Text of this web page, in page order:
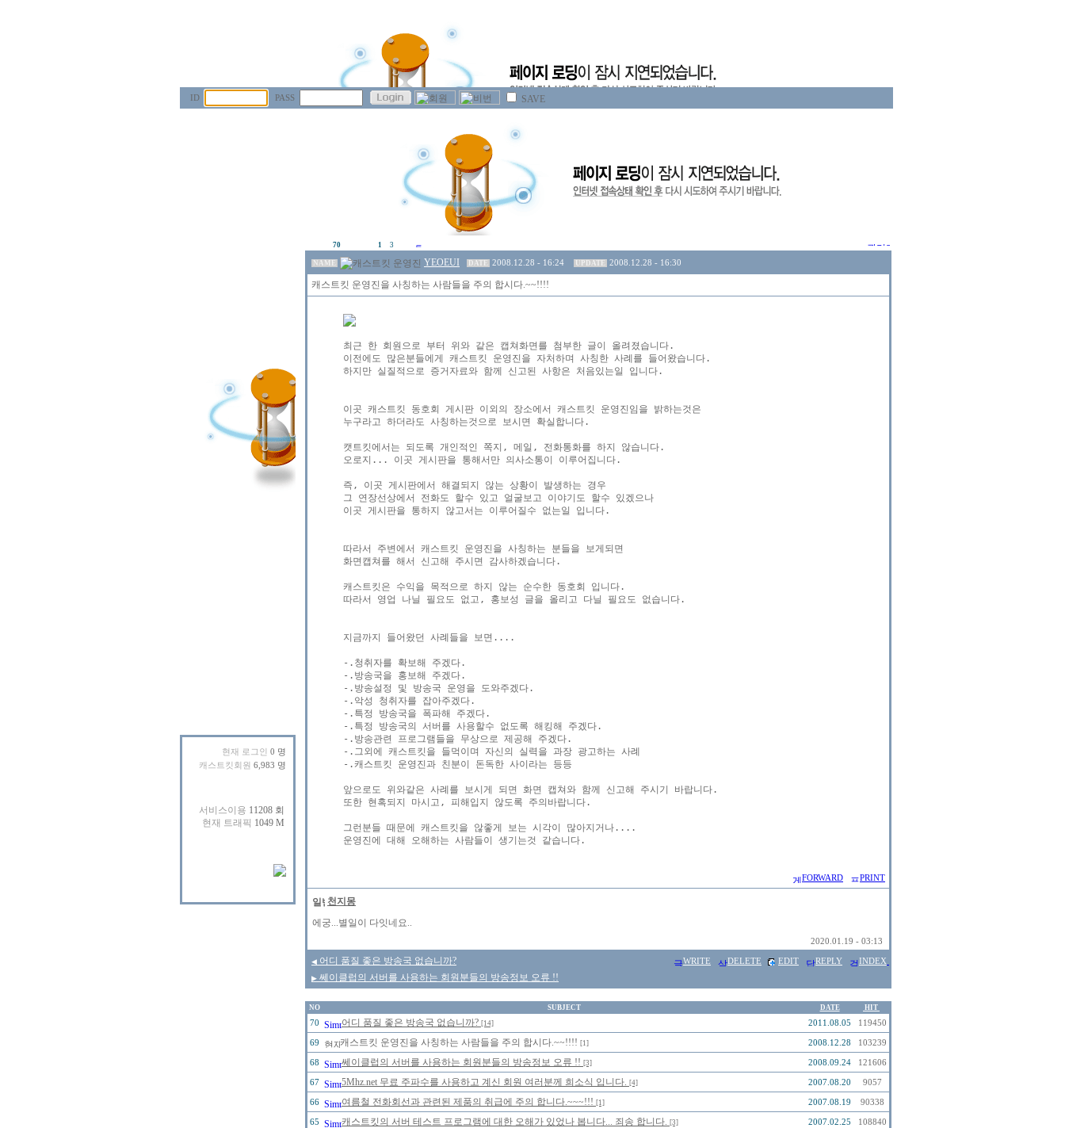
ID PASS SAVE
현재 로그인 0 명
캐스트킷회원 6,983 명
70 1 3
NAME YEOEUI DATE 2008.12.28 - 16:24 UPDATE 2008.12.28 - 16:30
캐스트킷 운영진을 사칭하는 사람들을 주의 합시다.~~!!!!
최근 한 회원으로 부터 위와 같은 캡쳐화면를 첨부한 글이 올려졌습니다.
이전에도 많은분들에게 캐스트킷 운영진을 자처하며 사칭한 사례를 들어왔습니다.
하지만 실질적으로 증거자료와 함께 신고된 사항은 처음있는일 입니다.
이곳 캐스트킷 동호회 게시판 이외의 장소에서 캐스트킷 운영진임을 밝하는것은
누구라고 하더라도 사칭하는것으로 보시면 확실합니다.
캣트킷에서는 되도록 개인적인 쪽지, 메일, 전화통화를 하지 않습니다.
오로지... 이곳 게시판을 통해서만 의사소통이 이루어집니다.
즉, 이곳 게시판에서 해결되지 않는 상황이 발생하는 경우
그 연장선상에서 전화도 할수 있고 얼굴보고 이야기도 할수 있겠으나
이곳 게시판을 통하지 않고서는 이루어질수 없는일 입니다.
따라서 주변에서 캐스트킷 운영진을 사칭하는 분들을 보게되면
화면캡쳐를 해서 신고해 주시면 감사하겠습니다.
캐스트킷은 수익을 목적으로 하지 않는 순수한 동호회 입니다.
따라서 영업 나닐 필요도 없고, 홍보성 글을 올리고 다닐 필요도 없습니다.
지금까지 들어왔던 사례들을 보면....
-.청취자를 확보해 주겠다.
-.방송국을 홍보해 주겠다.
-.방송설정 및 방송국 운영을 도와주겠다.
-.악성 청취자를 잡아주겠다.
-.특정 방송국을 폭파해 주겠다.
-.특정 방송국의 서버를 사용할수 없도록 해킹해 주겠다.
-.방송관련 프로그램들을 무상으로 제공해 주겠다.
-.그외에 캐스트킷을 들먹이며 자신의 실력을 과장 광고하는 사례
-.캐스트킷 운영진과 친분이 돈독한 사이라는 등등
앞으로도 위와같은 사례를 보시게 되면 화면 캡쳐와 함께 신고해 주시기 바랍니다.
또한 현혹되지 마시고, 피해입지 않도록 주의바랍니다.
그런분들 때문에 캐스트킷을 않좋게 보는 시각이 많아지거나....
FORWARD PRINT
천지몽
에궁...별일이 다잇네요..
2020.01.19 - 03:13
◀ 어디 품질 좋은 방송국 없습니까?
▶ 쎄이클럽의 서버를 사용하는 회원분들의 방송정보 오류 !!
WRITE DELETE EDIT REPLY INDEX
NO SUBJECT DATE HIT
70 어디 품질 좋은 방송국 없습니까? [14] 2011.08.05 119450
69 캐스트킷 운영진을 사칭하는 사람들을 주의 합시다.~~!!!! [1] 2008.12.28 103239
68 쎄이클럽의 서버를 사용하는 회원분들의 방송정보 오류 !! [3] 2008.09.24 121606
67 5Mhz.net 무료 주파수를 사용하고 계신 회원 여러분께 희소식 입니다. [4] 2007.08.20 9057
66 여름철 전화회선과 관련된 제품의 취급에 주의 합니다.~~~!!! [1] 2007.08.19 90338
65 캐스트킷의 서버 테스트 프로그램에 대한 오해가 있었나 봅니다... 죄송 합니다. [3] 2007.02.25 108840